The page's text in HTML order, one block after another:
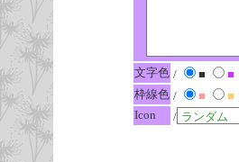
文字色 / ■ ■
枠線色 / ■ ■
Icon
/